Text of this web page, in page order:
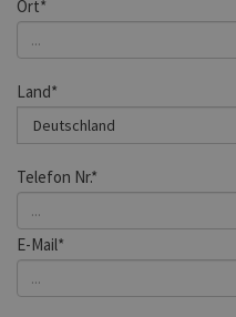
Ort*
Land*
Telefon Nr.*
E-Mail*